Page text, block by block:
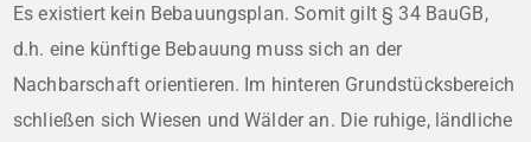
Es existiert kein Bebauungsplan. Somit gilt § 34 BauGB,
d.h. eine künftige Bebauung muss sich an der
Nachbarschaft orientieren. Im hinteren Grundstücksbereich
schließen sich Wiesen und Wälder an. Die ruhige, ländliche